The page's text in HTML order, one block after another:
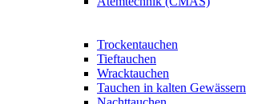
Trockentauchen
Tieftauchen
Wracktauchen
Tauchen in kalten Gewässern